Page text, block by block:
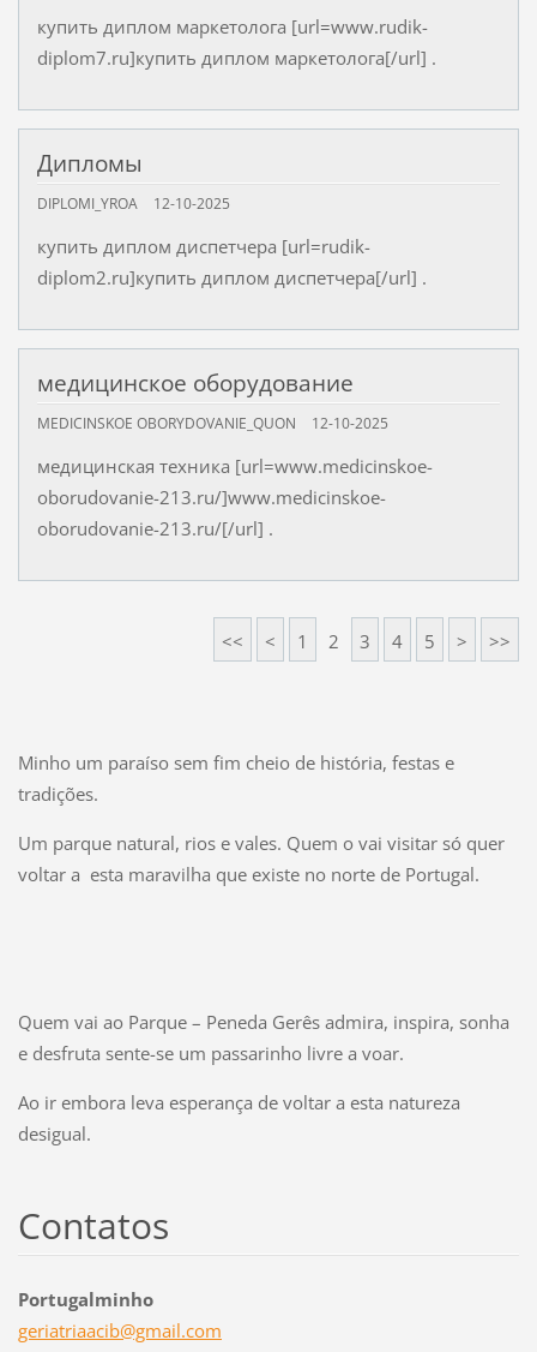
купить диплом маркетолога [url=www.rudik-
diplom7.ru]купить диплом маркетолога[/url] .
Дипломы
DIPLOMI_YROA 12-10-2025
купить диплом диспетчера [url=rudik-
diplom2.ru]купить диплом диспетчера[/url] .
медицинское оборудование
MEDICINSKOE OBORYDOVANIE_QUON 12-10-2025
медицинская техника [url=www.medicinskoe-
oborudovanie-213.ru/]www.medicinskoe-
oborudovanie-213.ru/[/url] .
<< < 1 2 3 4 5 > >>
Minho um paraíso sem fim cheio de história, festas e
tradições.
Um parque natural, rios e vales. Quem o vai visitar só quer
voltar a esta maravilha que existe no norte de Portugal.
Quem vai ao Parque – Peneda Gerês admira, inspira, sonha
e desfruta sente-se um passarinho livre a voar.
Ao ir embora leva esperança de voltar a esta natureza
desigual.
Contatos
Portugalminho
geriatriaacib@gmail.com